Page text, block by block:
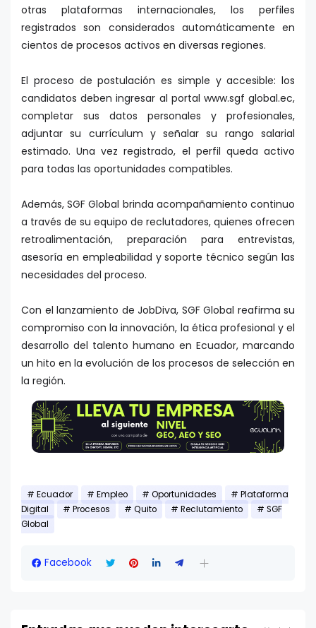
otras plataformas internacionales, los perfiles
registrados son considerados automáticamente en
cientos de procesos activos en diversas regiones.
El proceso de postulación es simple y accesible: los
candidatos deben ingresar al portal www.sgf global.ec,
completar sus datos personales y profesionales,
adjuntar su currículum y señalar su rango salarial
estimado. Una vez registrado, el perfil queda activo
para todas las oportunidades compatibles.
Además, SGF Global brinda acompañamiento continuo
a través de su equipo de reclutadores, quienes ofrecen
retroalimentación, preparación para entrevistas,
asesoría en empleabilidad y soporte técnico según las
necesidades del proceso.
Con el lanzamiento de JobDiva, SGF Global reafirma su
compromiso con la innovación, la ética profesional y el
desarrollo del talento humano en Ecuador, marcando
un hito en la evolución de los procesos de selección en
la región.
Ecuador Empleo Oportunidades
Plataforma
Digital
Procesos Quito Reclutamiento
SGF
Global
Facebook